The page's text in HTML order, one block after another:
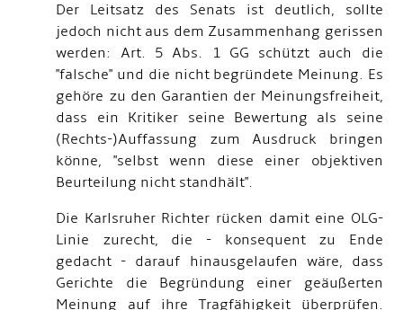
Der Leitsatz des Senats ist deutlich, sollte
jedoch nicht aus dem Zusammenhang gerissen
werden: Art. 5 Abs. 1 GG schützt auch die
"falsche" und die nicht begründete Meinung. Es
gehöre zu den Garantien der Meinungsfreiheit,
dass ein Kritiker seine Bewertung als seine
(Rechts-)Auffassung zum Ausdruck bringen
könne, "selbst wenn diese einer objektiven
Beurteilung nicht standhält".
Die Karlsruher Richter rücken damit eine OLG-
Linie zurecht, die - konsequent zu Ende
gedacht - darauf hinausgelaufen wäre, dass
Gerichte die Begründung einer geäußerten
Meinung auf ihre Tragfähigkeit überprüfen.